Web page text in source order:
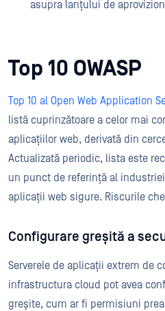
asupra lanțului de
Top 10 OWASP
Top 10 al Open Web Application
listă cuprinzătoare a celor mai
aplicațiilor web, derivată din
Actualizată periodic, lista este
un punct de referință al
aplicații web sigure. Riscurile
Configurare greșită a
Serverele de aplicații extrem de
infrastructura cloud pot avea
greșite, cum ar fi permisiuni